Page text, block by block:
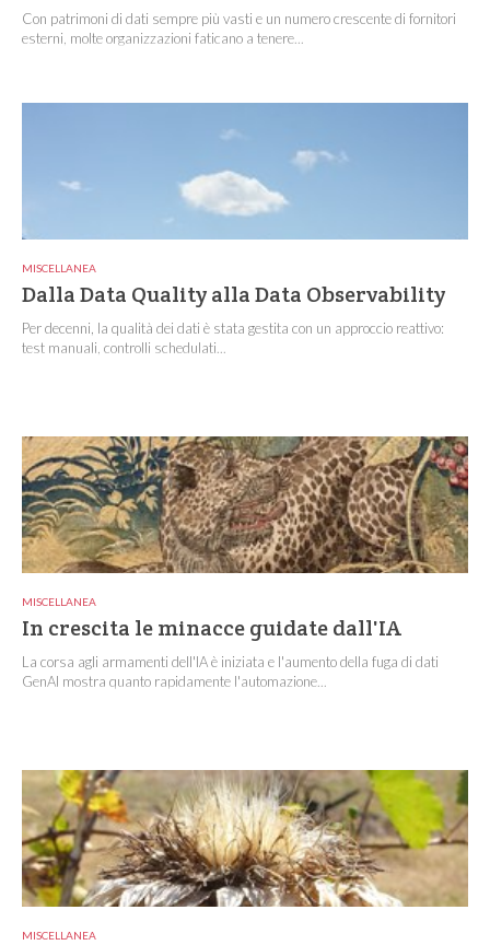
Con patrimoni di dati sempre più vasti e un numero crescente di fornitori
esterni, molte organizzazioni faticano a tenere...
MISCELLANEA
Dalla Data Quality alla Data Observability
Per decenni, la qualità dei dati è stata gestita con un approccio reattivo:
test manuali, controlli schedulati...
MISCELLANEA
In crescita le minacce guidate dall'IA
La corsa agli armamenti dell'IA è iniziata e l'aumento della fuga di dati
GenAI mostra quanto rapidamente l'automazione...
MISCELLANEA